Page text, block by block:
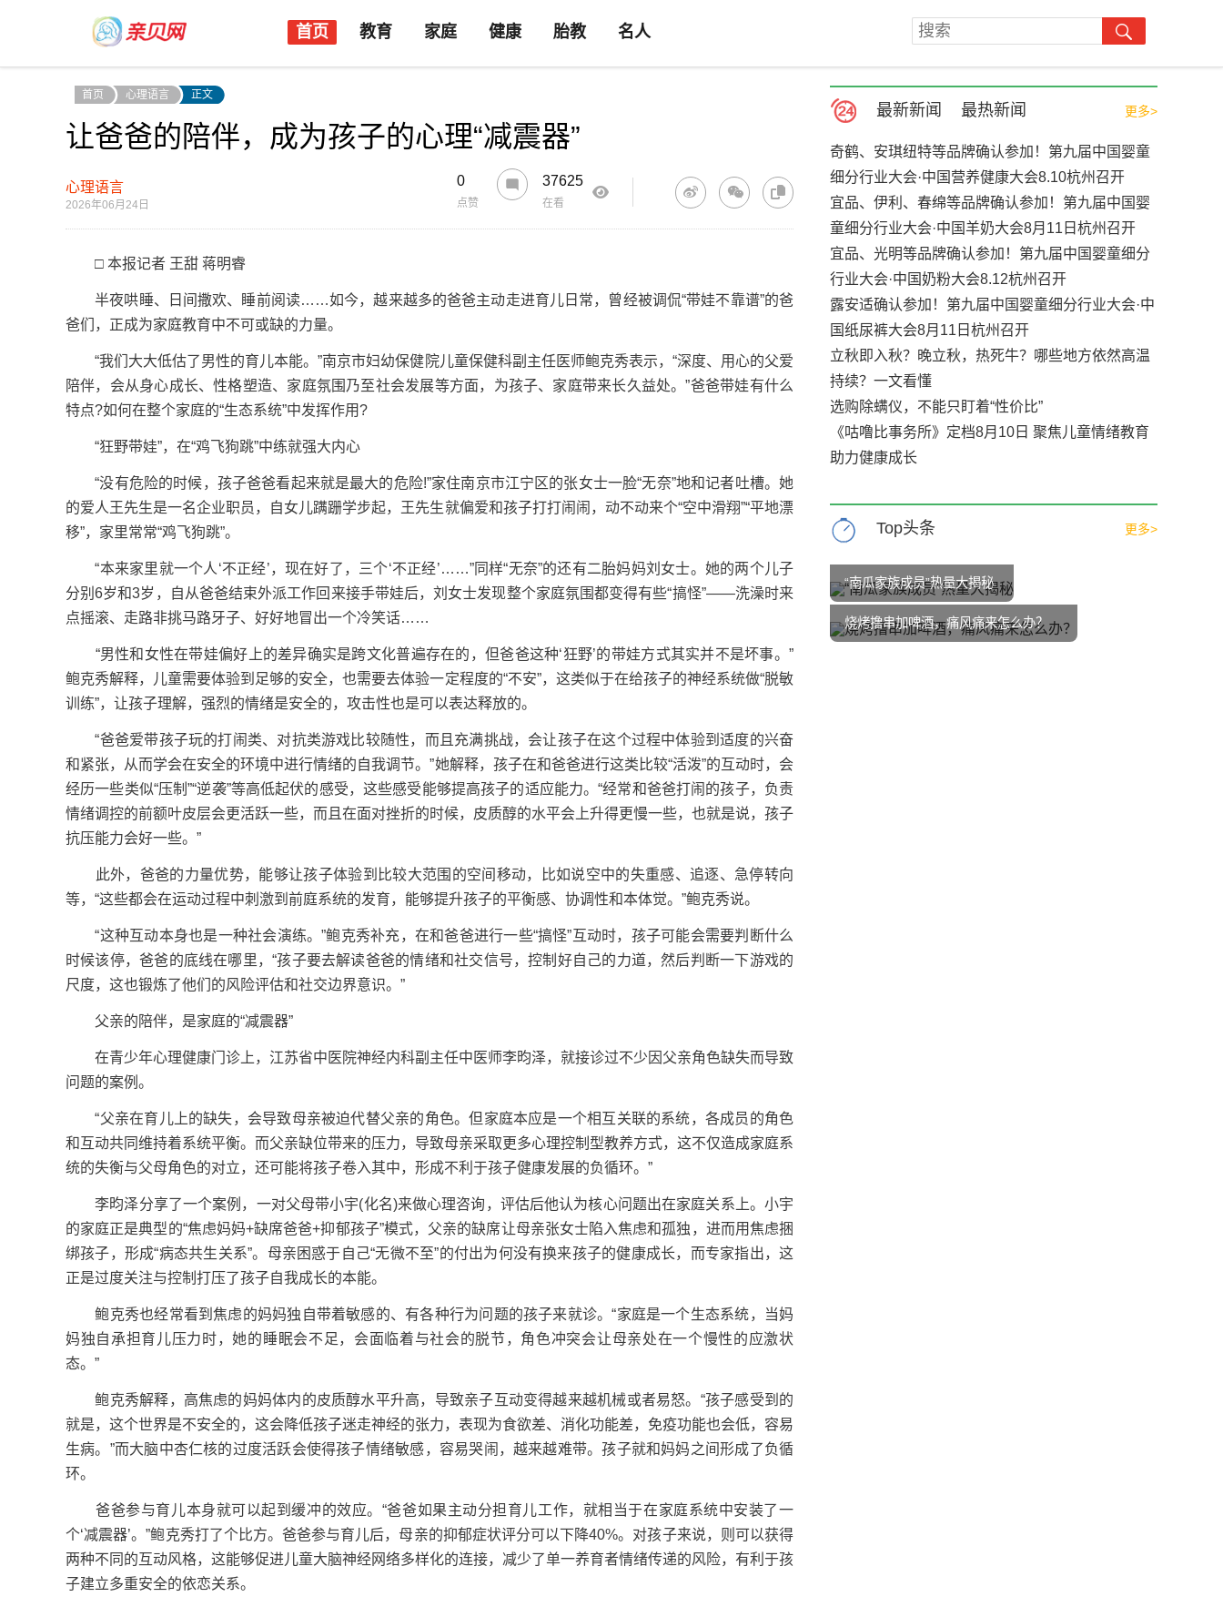
首页 教育 家庭 健康 胎教 名人
首页 心理语言 正文
让爸爸的陪伴，成为孩子的心理“减震器”
心理语言
2026年06月24日
0
点赞
37625
在看
□ 本报记者 王甜 蒋明睿
半夜哄睡、日间撒欢、睡前阅读……如今，越来越多的爸爸主动走进育儿日常，曾经被调侃“带娃不靠谱”的爸
爸们，正成为家庭教育中不可或缺的力量。
“我们大大低估了男性的育儿本能。”南京市妇幼保健院儿童保健科副主任医师鲍克秀表示，“深度、用心的父爱
陪伴，会从身心成长、性格塑造、家庭氛围乃至社会发展等方面，为孩子、家庭带来长久益处。”爸爸带娃有什么
特点?如何在整个家庭的“生态系统”中发挥作用?
“狂野带娃”，在“鸡飞狗跳”中练就强大内心
“没有危险的时候，孩子爸爸看起来就是最大的危险!”家住南京市江宁区的张女士一脸“无奈”地和记者吐槽。她
的爱人王先生是一名企业职员，自女儿蹒跚学步起，王先生就偏爱和孩子打打闹闹，动不动来个“空中滑翔”“平地漂
移”，家里常常“鸡飞狗跳”。
“本来家里就一个人‘不正经’，现在好了，三个‘不正经’……”同样“无奈”的还有二胎妈妈刘女士。她的两个儿子
分别6岁和3岁，自从爸爸结束外派工作回来接手带娃后，刘女士发现整个家庭氛围都变得有些“搞怪”——洗澡时来
点摇滚、走路非挑马路牙子、好好地冒出一个冷笑话……
“男性和女性在带娃偏好上的差异确实是跨文化普遍存在的，但爸爸这种‘狂野’的带娃方式其实并不是坏事。”
鲍克秀解释，儿童需要体验到足够的安全，也需要去体验一定程度的“不安”，这类似于在给孩子的神经系统做“脱敏
训练”，让孩子理解，强烈的情绪是安全的，攻击性也是可以表达释放的。
“爸爸爱带孩子玩的打闹类、对抗类游戏比较随性，而且充满挑战，会让孩子在这个过程中体验到适度的兴奋
和紧张，从而学会在安全的环境中进行情绪的自我调节。”她解释，孩子在和爸爸进行这类比较“活泼”的互动时，会
经历一些类似“压制”“逆袭”等高低起伏的感受，这些感受能够提高孩子的适应能力。“经常和爸爸打闹的孩子，负责
情绪调控的前额叶皮层会更活跃一些，而且在面对挫折的时候，皮质醇的水平会上升得更慢一些，也就是说，孩子
抗压能力会好一些。”
此外，爸爸的力量优势，能够让孩子体验到比较大范围的空间移动，比如说空中的失重感、追逐、急停转向
等，“这些都会在运动过程中刺激到前庭系统的发育，能够提升孩子的平衡感、协调性和本体觉。”鲍克秀说。
“这种互动本身也是一种社会演练。”鲍克秀补充，在和爸爸进行一些“搞怪”互动时，孩子可能会需要判断什么
时候该停，爸爸的底线在哪里，“孩子要去解读爸爸的情绪和社交信号，控制好自己的力道，然后判断一下游戏的
尺度，这也锻炼了他们的风险评估和社交边界意识。”
父亲的陪伴，是家庭的“减震器”
在青少年心理健康门诊上，江苏省中医院神经内科副主任中医师李昀泽，就接诊过不少因父亲角色缺失而导致
问题的案例。
“父亲在育儿上的缺失，会导致母亲被迫代替父亲的角色。但家庭本应是一个相互关联的系统，各成员的角色
和互动共同维持着系统平衡。而父亲缺位带来的压力，导致母亲采取更多心理控制型教养方式，这不仅造成家庭系
统的失衡与父母角色的对立，还可能将孩子卷入其中，形成不利于孩子健康发展的负循环。”
李昀泽分享了一个案例，一对父母带小宇(化名)来做心理咨询，评估后他认为核心问题出在家庭关系上。小宇
的家庭正是典型的“焦虑妈妈+缺席爸爸+抑郁孩子”模式，父亲的缺席让母亲张女士陷入焦虑和孤独，进而用焦虑捆
绑孩子，形成“病态共生关系”。母亲困惑于自己“无微不至”的付出为何没有换来孩子的健康成长，而专家指出，这
正是过度关注与控制打压了孩子自我成长的本能。
鲍克秀也经常看到焦虑的妈妈独自带着敏感的、有各种行为问题的孩子来就诊。“家庭是一个生态系统，当妈
妈独自承担育儿压力时，她的睡眠会不足，会面临着与社会的脱节，角色冲突会让母亲处在一个慢性的应激状
态。”
鲍克秀解释，高焦虑的妈妈体内的皮质醇水平升高，导致亲子互动变得越来越机械或者易怒。“孩子感受到的
就是，这个世界是不安全的，这会降低孩子迷走神经的张力，表现为食欲差、消化功能差，免疫功能也会低，容易
生病。”而大脑中杏仁核的过度活跃会使得孩子情绪敏感，容易哭闹，越来越难带。孩子就和妈妈之间形成了负循
环。
爸爸参与育儿本身就可以起到缓冲的效应。“爸爸如果主动分担育儿工作，就相当于在家庭系统中安装了一
个‘减震器’。”鲍克秀打了个比方。爸爸参与育儿后，母亲的抑郁症状评分可以下降40%。对孩子来说，则可以获得
两种不同的互动风格，这能够促进儿童大脑神经网络多样化的连接，减少了单一养育者情绪传递的风险，有利于孩
子建立多重安全的依恋关系。
最新新闻 最热新闻 更多>
奇鹤、安琪纽特等品牌确认参加！第九届中国婴童
细分行业大会·中国营养健康大会8.10杭州召开
宜品、伊利、春绵等品牌确认参加！第九届中国婴
童细分行业大会·中国羊奶大会8月11日杭州召开
宜品、光明等品牌确认参加！第九届中国婴童细分
行业大会·中国奶粉大会8.12杭州召开
露安适确认参加！第九届中国婴童细分行业大会·中
国纸尿裤大会8月11日杭州召开
立秋即入秋？晚立秋，热死牛？哪些地方依然高温
持续？一文看懂
选购除螨仪，不能只盯着“性价比”
《咕噜比事务所》定档8月10日 聚焦儿童情绪教育
助力健康成长
Top头条 更多>
“南瓜家族成员”热量大揭秘
烧烤撸串加啤酒，痛风痛来怎么办？